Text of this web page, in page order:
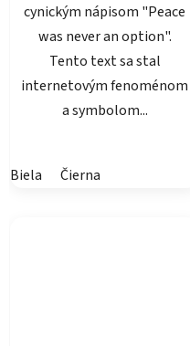
cynickým nápisom "Peace
was never an option".
Tento text sa stal
internetovým fenoménom
a symbolom...
Biela Čierna